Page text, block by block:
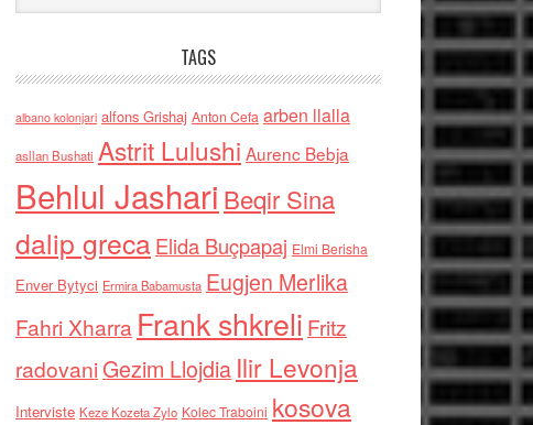
TAGS
albano kolonjari alfons Grishaj Anton Cefa arben llalla
asllan Bushati Astrit Lulushi Aurenc Bebja
Behlul Jashari Beqir Sina
dalip grecaElida Buçpapaj Elmi Berisha
Enver Bytyci Ermira Babamusta Eugjen Merlika
Fahri Xharra Frank shkreli Fritz
radovaniGezim Llojdia Ilir Levonja
Interviste Keze Kozeta Zylo Kolec Traboini kosova